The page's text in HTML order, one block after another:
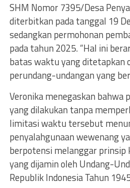
SHM Nomor 7395/Desa
diterbitkan pada tanggal 19
sedangkan permohonan
pada tahun 2025. “Hal ini
batas waktu yang ditetapkan
perundang-undangan yang
Veronika menegaskan
yang dilakukan tanpa
limitasi waktu tersebut
penyalahgunaan wewenang
berpotensi melanggar prinsip
yang dijamin oleh Undang-
Republik Indonesia Tahun